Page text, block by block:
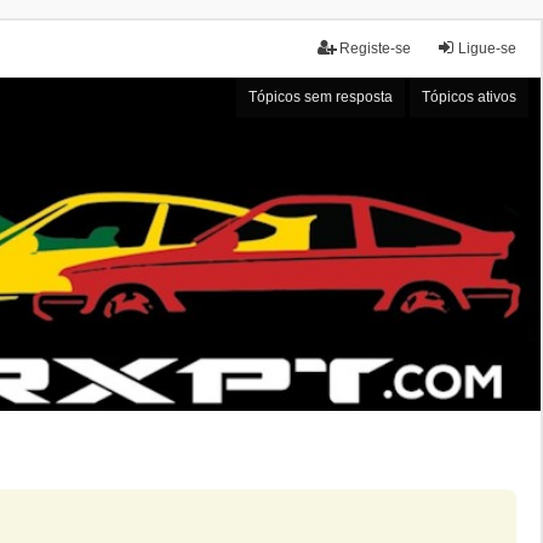
Ligue-se
Registe-se
Tópicos sem resposta Tópicos ativos